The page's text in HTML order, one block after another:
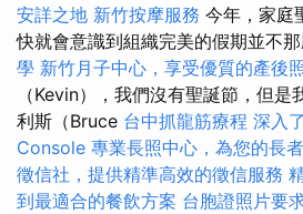
安詳之地 新竹按摩服務 今年，家庭
快就會意識到組織完美的假期並不那
學 新竹月子中心，享受優質的產後
（Kevin），我們沒有聖誕節，但是
利斯（Bruce 台中抓龍筋療程 深入
Console 專業長照中心，為您的長
徵信社，提供精準高效的徵信服務
到最適合的餐飲方案 台胞證照片要